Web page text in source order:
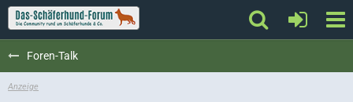
Foren-Talk